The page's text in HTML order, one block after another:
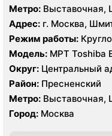
Метро: Выставочная,
Адрес: г. Москва,
Режим работы:
Модель: МРТ Toshiba
AQUILION RXL 16
Округ: Центральный
Район: Пресненский
Метро: Выставочная,
Город: Москва